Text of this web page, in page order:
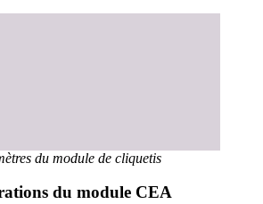
du module de cliquetis
du module CEA